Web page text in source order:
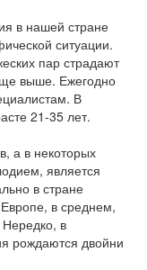
в нашей стране
ситуации.
пар страдают
выше. Ежегодно
В
21-35 лет.
а в некоторых
является
в стране
в среднем,
в
рождаются двойни